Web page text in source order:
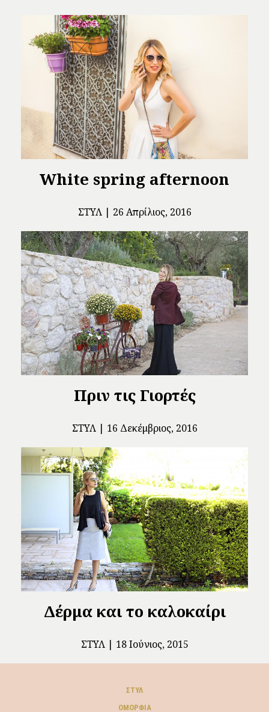
White spring afternoon
ΣΤΥΛ 26 Απρίλιος, 2016
Πριν τις Γιορτές
ΣΤΥΛ 16 Δεκέμβριος, 2016
Δέρμα και το καλοκαίρι
ΣΤΥΛ 18 Ιούνιος, 2015
ΣΤΥΛ
ΟΜΟΡΦΙΆ